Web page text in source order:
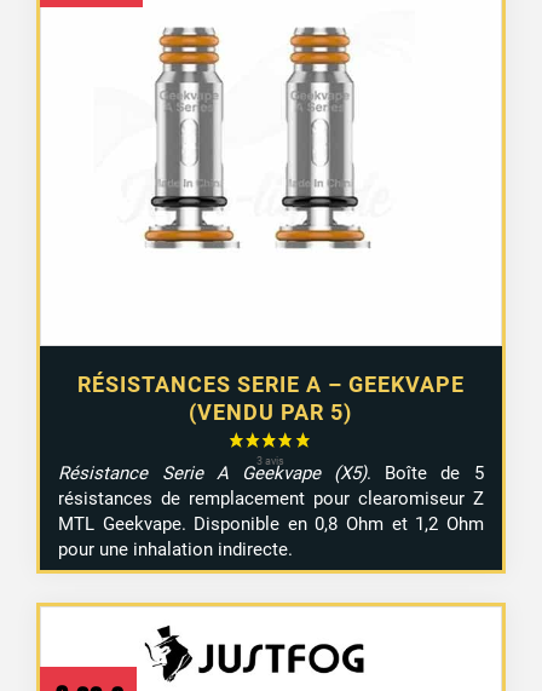
RÉSISTANCES SERIE A – GEEKVAPE
(VENDU PAR 5)
Résistance Serie A Geekvape (X5). Boîte de 5
résistances de remplacement pour clearomiseur Z
MTL Geekvape. Disponible en 0,8 Ohm et 1,2 Ohm
pour une inhalation indirecte.